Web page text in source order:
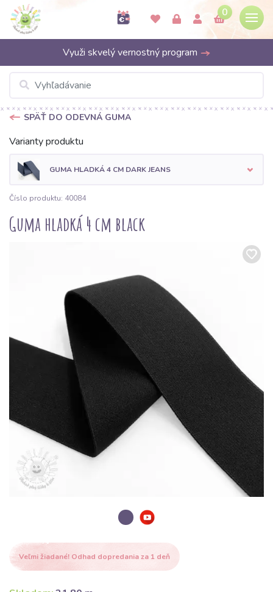
0
Využi skvelý vernostný program
SPÄŤ DO ODEVNÁ GUMA
Varianty produktu
GUMA HLADKÁ 4 CM DARK JEANS
Číslo produktu: 40084
Guma hladká 4 cm black
Veľmi žiadané! Odhad dopredania za 1 deň